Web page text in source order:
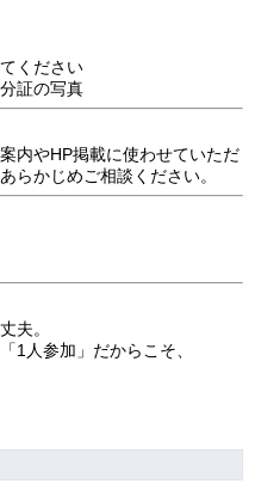
ください
証の写真
内やHP掲載に使わせていただ
らかじめご相談ください。
夫。
1人参加」だからこそ、